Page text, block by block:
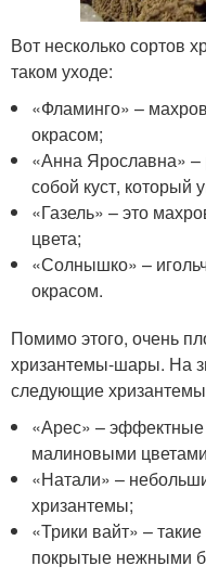
Вот несколько сортов
таком уходе:
«Фламинго» –
окрасом;
«Анна Ярославна»
собой куст,
«Газель» – это
цвета;
«Солнышко» –
окрасом.
Помимо этого, очень
хризантемы-шары. На
следующие
«Арес» – эффектные
малиновыми
«Натали» –
хризантемы;
«Трики вайт» –
покрытые нежными